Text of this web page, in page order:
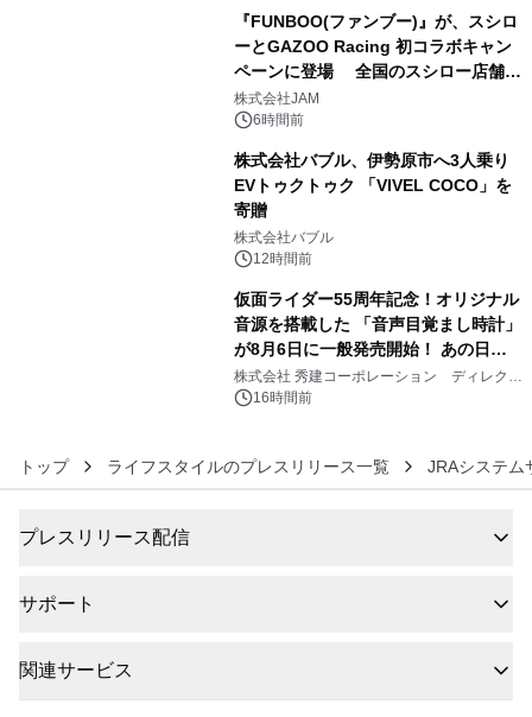
『FUNBOO(ファンブー)』が、スシロ
ーとGAZOO Racing 初コラボキャン
ペーンに登場 全国のスシロー店舗で
GR 4車種の FUNBOO(ミニカー)付き
メニューが展開されます
株式会社JAM
6時間前
株式会社バブル、伊勢原市へ3人乗り
EVトゥクトゥク 「VIVEL COCO」を
寄贈
株式会社バブル
12時間前
仮面ライダー55周年記念！オリジナル
音源を搭載した 「音声目覚まし時計」
が8月6日に一般発売開始！ あの日の
大興奮が今甦る
株式会社 秀建コーポレーション ディレクト
アートギャラリー
16時間前
トップ ライフスタイルのプレスリリース一覧 JRAシステム
プレスリリース配信
サポート
関連サービス